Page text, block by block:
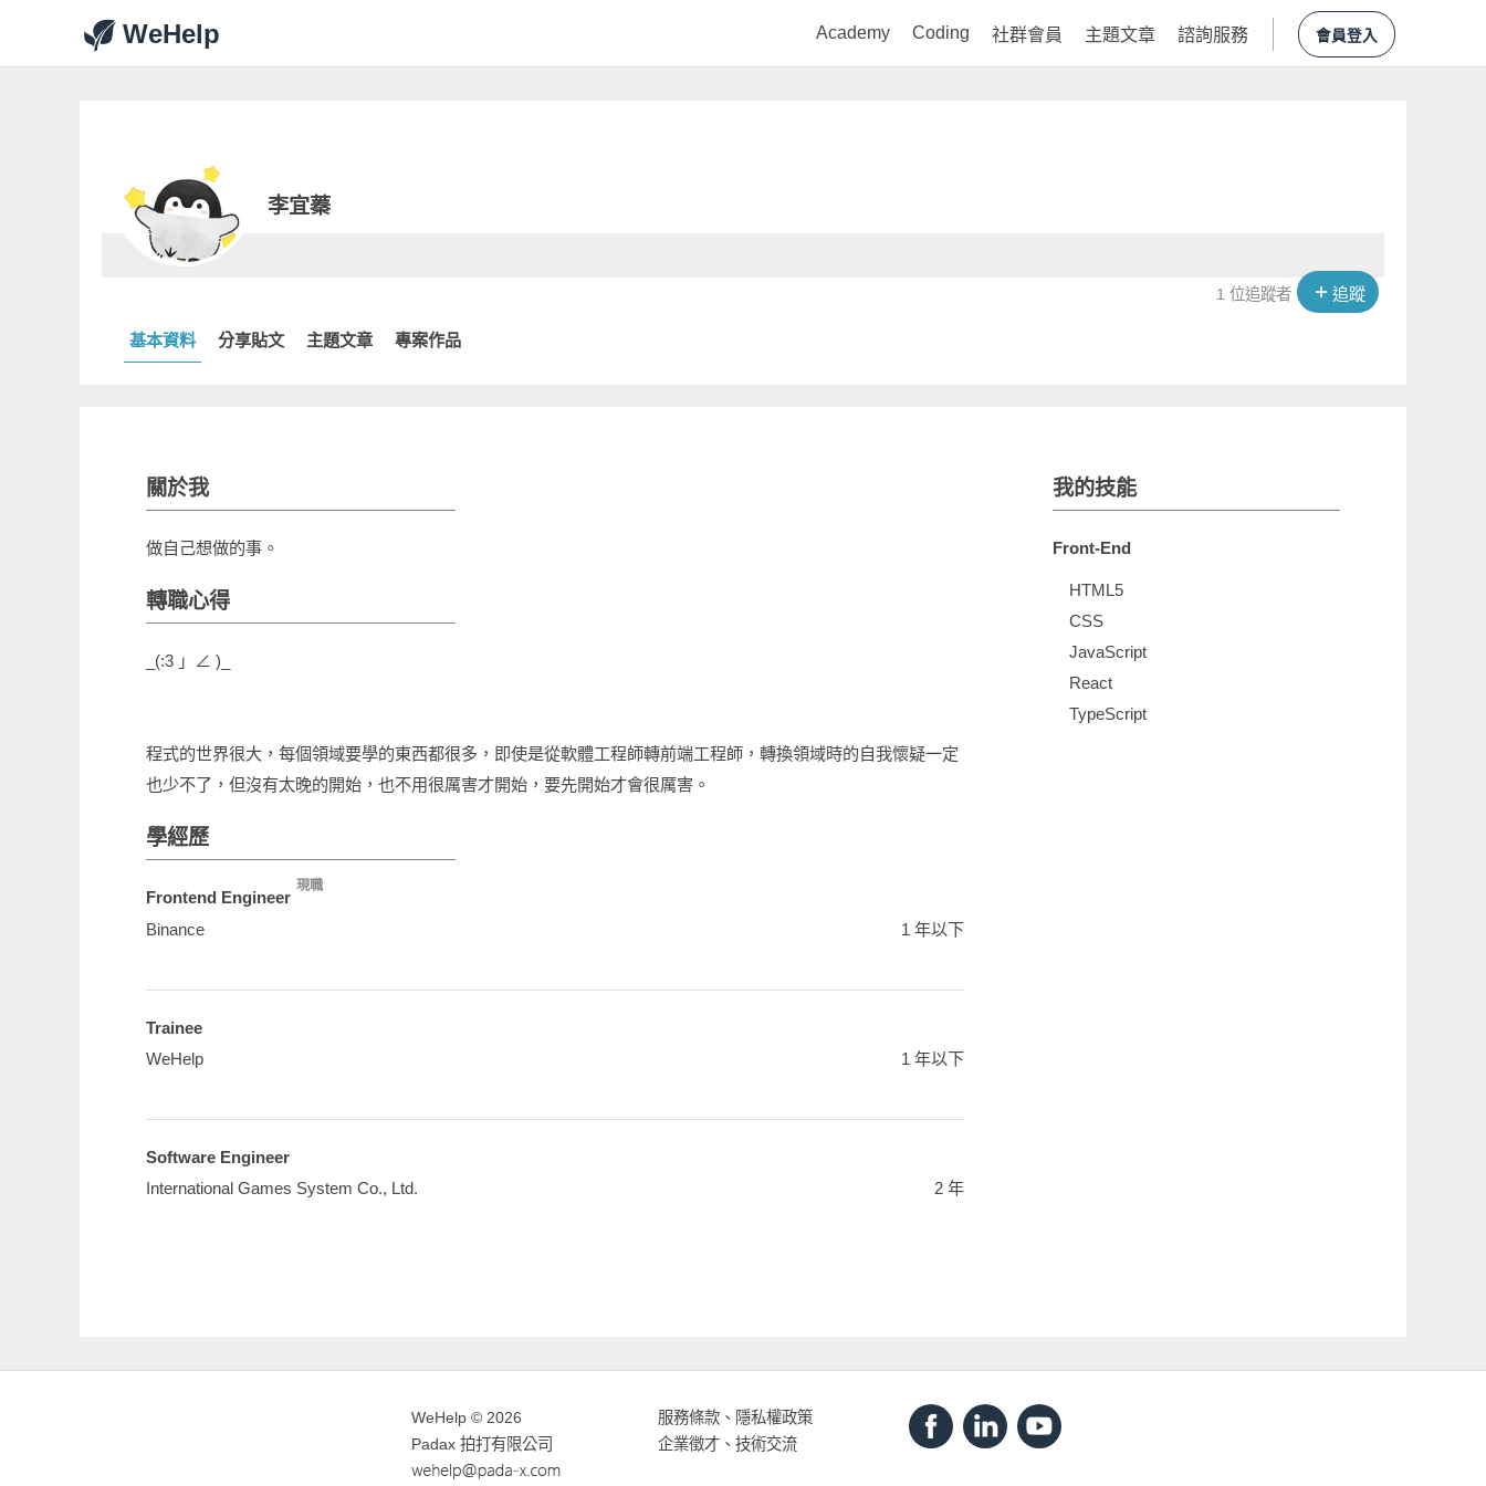
WeHelp Academy Coding 社群會員 主題文章 諮詢服務 會員登入
李宜蓁
1 位追蹤者 追蹤
基本資料 分享貼文 主題文章 專案作品
關於我
做自己想做的事。
轉職心得
_(:3 」∠ )_
程式的世界很大，每個領域要學的東西都很多，即使是從軟體工程師轉前端工程師，轉換領域時的自我懷疑一定
也少不了，但沒有太晚的開始，也不用很厲害才開始，要先開始才會很厲害。
學經歷
Frontend Engineer
現職
Binance 1 年以下
Trainee
WeHelp
1 年以下
Software Engineer
International Games System Co., Ltd.
2 年
我的技能
Front-End
HTML5
CSS
JavaScript
React
TypeScript
WeHelp © 2026
Padax 拍打有限公司
服務條款、 隱私權政策
企業徵才、技術交流